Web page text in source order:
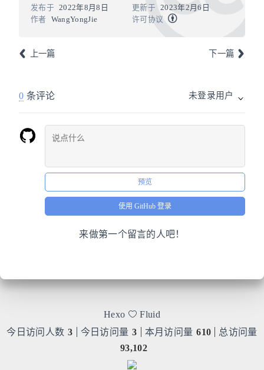
作者 WangYongJie
发布于 2022年8月8日 更新于
2023年2月6日
许可协议
上一篇 下一篇
0 条评论 未登录用户
预览
使用 GitHub 登录
来做第一个留言的人吧！
Hexo
Fluid
今日访问人数 3 今日访问量 3 本月访问量 610
总访问量
93,102